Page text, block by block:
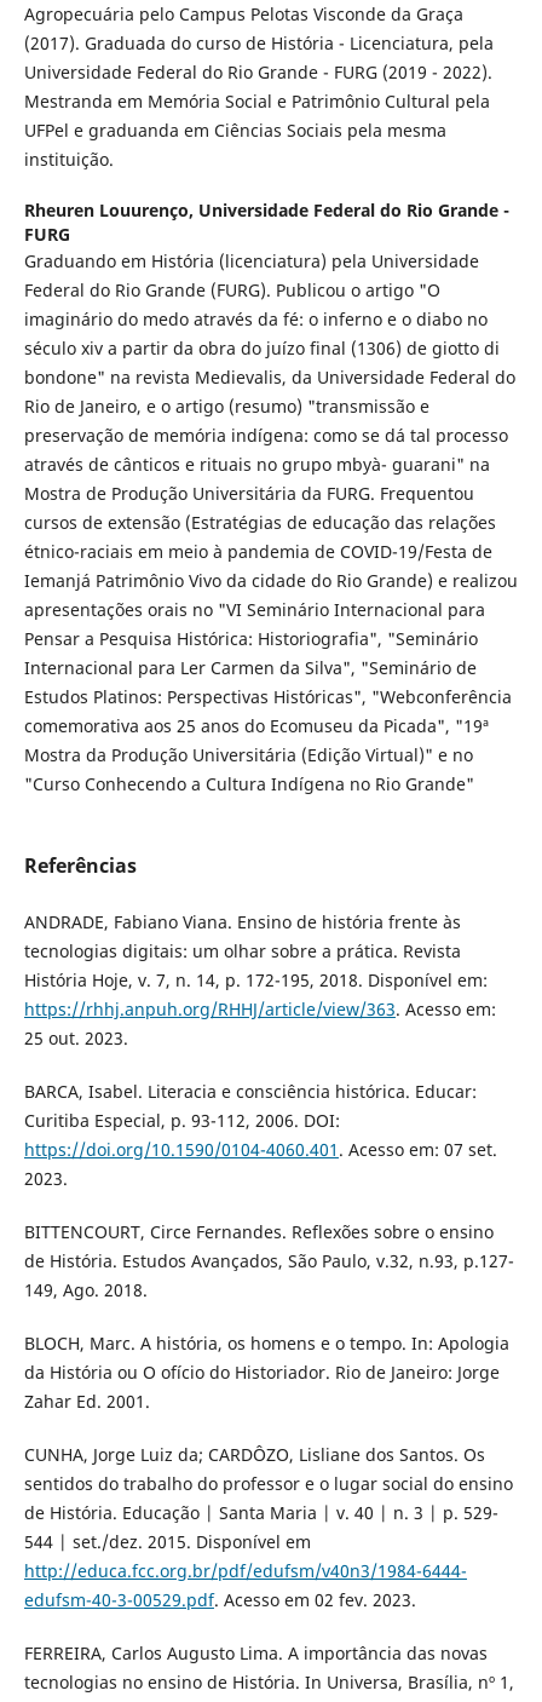
Agropecuária pelo Campus Pelotas Visconde da Graça
(2017). Graduada do curso de História - Licenciatura, pela
Universidade Federal do Rio Grande - FURG (2019 - 2022).
Mestranda em Memória Social e Patrimônio Cultural pela
UFPel e graduanda em Ciências Sociais pela mesma
instituição.
Rheuren Louurenço, Universidade Federal do Rio Grande -
FURG
Graduando em História (licenciatura) pela Universidade
Federal do Rio Grande (FURG). Publicou o artigo "O
imaginário do medo através da fé: o inferno e o diabo no
século xiv a partir da obra do juízo final (1306) de giotto di
bondone" na revista Medievalis, da Universidade Federal do
Rio de Janeiro, e o artigo (resumo) "transmissão e
preservação de memória indígena: como se dá tal processo
através de cânticos e rituais no grupo mbyà- guarani" na
Mostra de Produção Universitária da FURG. Frequentou
cursos de extensão (Estratégias de educação das relações
étnico-raciais em meio à pandemia de COVID-19/Festa de
Iemanjá Patrimônio Vivo da cidade do Rio Grande) e realizou
apresentações orais no "VI Seminário Internacional para
Pensar a Pesquisa Histórica: Historiografia", "Seminário
Internacional para Ler Carmen da Silva", "Seminário de
Estudos Platinos: Perspectivas Históricas", "Webconferência
comemorativa aos 25 anos do Ecomuseu da Picada", "19ª
Mostra da Produção Universitária (Edição Virtual)" e no
"Curso Conhecendo a Cultura Indígena no Rio Grande"
Referências
ANDRADE, Fabiano Viana. Ensino de história frente às
tecnologias digitais: um olhar sobre a prática. Revista
História Hoje, v. 7, n. 14, p. 172-195, 2018. Disponível em:
https://rhhj.anpuh.org/RHHJ/article/view/363. Acesso em:
25 out. 2023.
BARCA, Isabel. Literacia e consciência histórica. Educar:
Curitiba Especial, p. 93-112, 2006. DOI:
https://doi.org/10.1590/0104-4060.401 . Acesso em: 07 set.
2023.
BITTENCOURT, Circe Fernandes. Reflexões sobre o ensino
de História. Estudos Avançados, São Paulo, v.32, n.93, p.127-
149, Ago. 2018.
BLOCH, Marc. A história, os homens e o tempo. In: Apologia
da História ou O ofício do Historiador. Rio de Janeiro: Jorge
Zahar Ed. 2001.
CUNHA, Jorge Luiz da; CARDÔZO, Lisliane dos Santos. Os
sentidos do trabalho do professor e o lugar social do ensino
de História. Educação | Santa Maria | v. 40 | n. 3 | p. 529-
544 | set./dez. 2015. Disponível em
http://educa.fcc.org.br/pdf/edufsm/v40n3/1984-6444-
edufsm-40-3-00529.pdf. Acesso em 02 fev. 2023.
FERREIRA, Carlos Augusto Lima. A importância das novas
tecnologias no ensino de História. In Universa, Brasília, nº 1,